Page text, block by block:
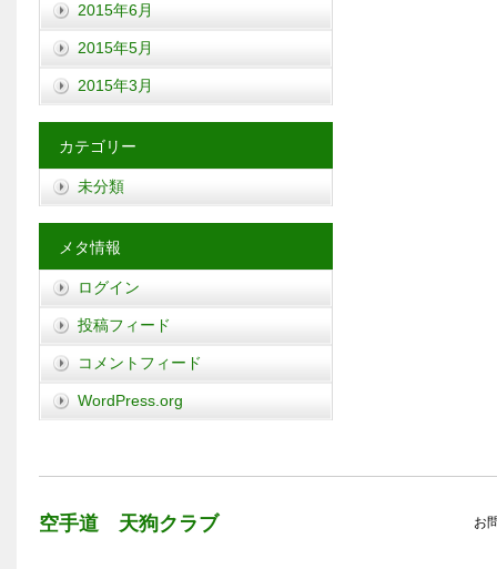
2015年6月
2015年5月
2015年3月
カテゴリー
未分類
メタ情報
ログイン
投稿フィード
コメントフィード
WordPress.org
空手道 天狗クラブ お